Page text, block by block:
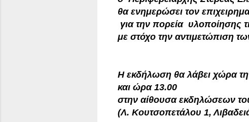
θα ενημερώσει τον
για την πορεία υλοποίησης
με στόχο την αντιμετώπιση
Η εκδήλωση θα λάβει χώρα
και ώρα 13.00
στην αίθουσα εκδηλώσεων
(Λ. Κουτσοπετάλου 1,